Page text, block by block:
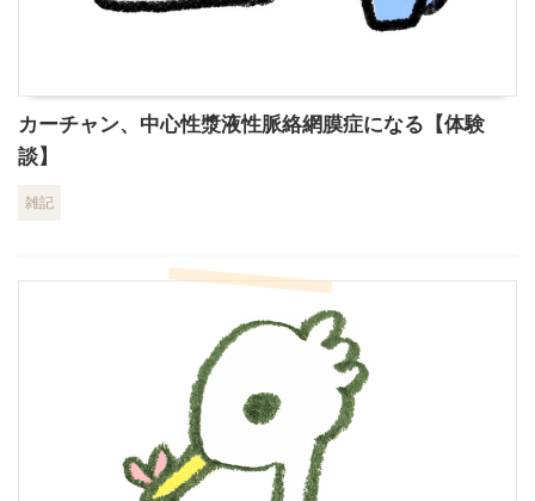
カーチャン、中心性漿液性脈絡網膜症になる【体験
談】
雑記